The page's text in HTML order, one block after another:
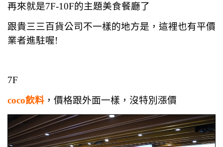
再來就是7F-10F的主題美食餐廳了
跟貴三三百貨公司不一樣的地方是，這裡也有平價
業者進駐喔!
7F
coco飲料 ，價格跟外面一樣，沒特別漲價